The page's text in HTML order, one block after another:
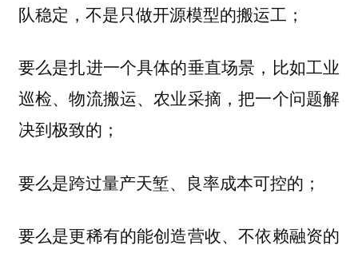
队稳定，不是只做开源模型的搬运工；
要么是扎进一个具体的垂直场景，比如工业
巡检、物流搬运、农业采摘，把一个问题解
决到极致的；
要么是跨过量产天堑、良率成本可控的；
要么是更稀有的能创造营收、不依赖融资的